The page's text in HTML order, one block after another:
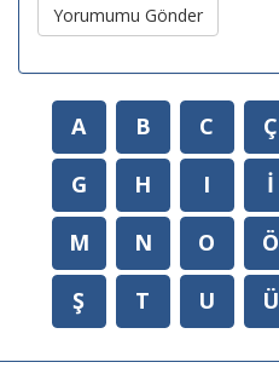
Yorumumu Gönder
A B C Ç
G
H I İ
M
N O Ö
Ş
T U Ü